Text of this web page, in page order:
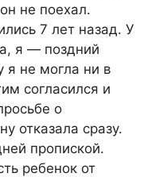
не поехал.
7 лет назад. У
я — поздний
я не могла ни в
согласился и
о
отказала сразу.
пропиской.
ребенок от